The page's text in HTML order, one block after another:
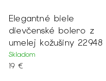
Elegantné biele
dievčenské bolero z
umelej kožušiny 22948
Skladom
19 €